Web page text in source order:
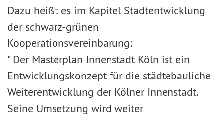
Dazu heißt es im Kapitel Stadtentwicklung
der schwarz-grünen
Kooperationsvereinbarung:
" Der Masterplan Innenstadt Köln ist ein
Entwicklungskonzept für die städtebauliche
Weiterentwicklung der Kölner Innenstadt.
Seine Umsetzung wird weiter